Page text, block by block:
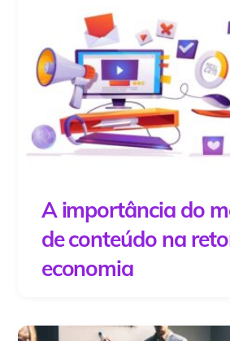
A importância do
de conteúdo na
economia